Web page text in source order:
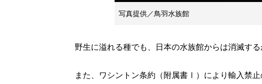
写真提供／鳥羽水族館
野生に溢れる種でも、日本の水族館からは消滅する
また、ワシントン条約（附属書Ⅰ）により輸入禁止